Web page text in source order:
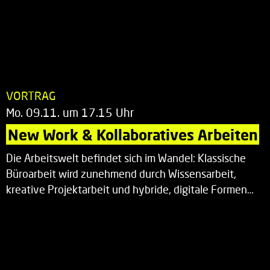
VORTRAG
Mo. 09.11. um 17.15 Uhr
New Work & Kollaboratives Arbeiten
Die Arbeitswelt befindet sich im Wandel: Klassische
Büroarbeit wird zunehmend durch Wissensarbeit,
kreative Projektarbeit und hybride, digitale Formen…